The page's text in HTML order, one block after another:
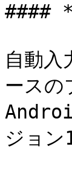
####
自動入
ースの
ジョン